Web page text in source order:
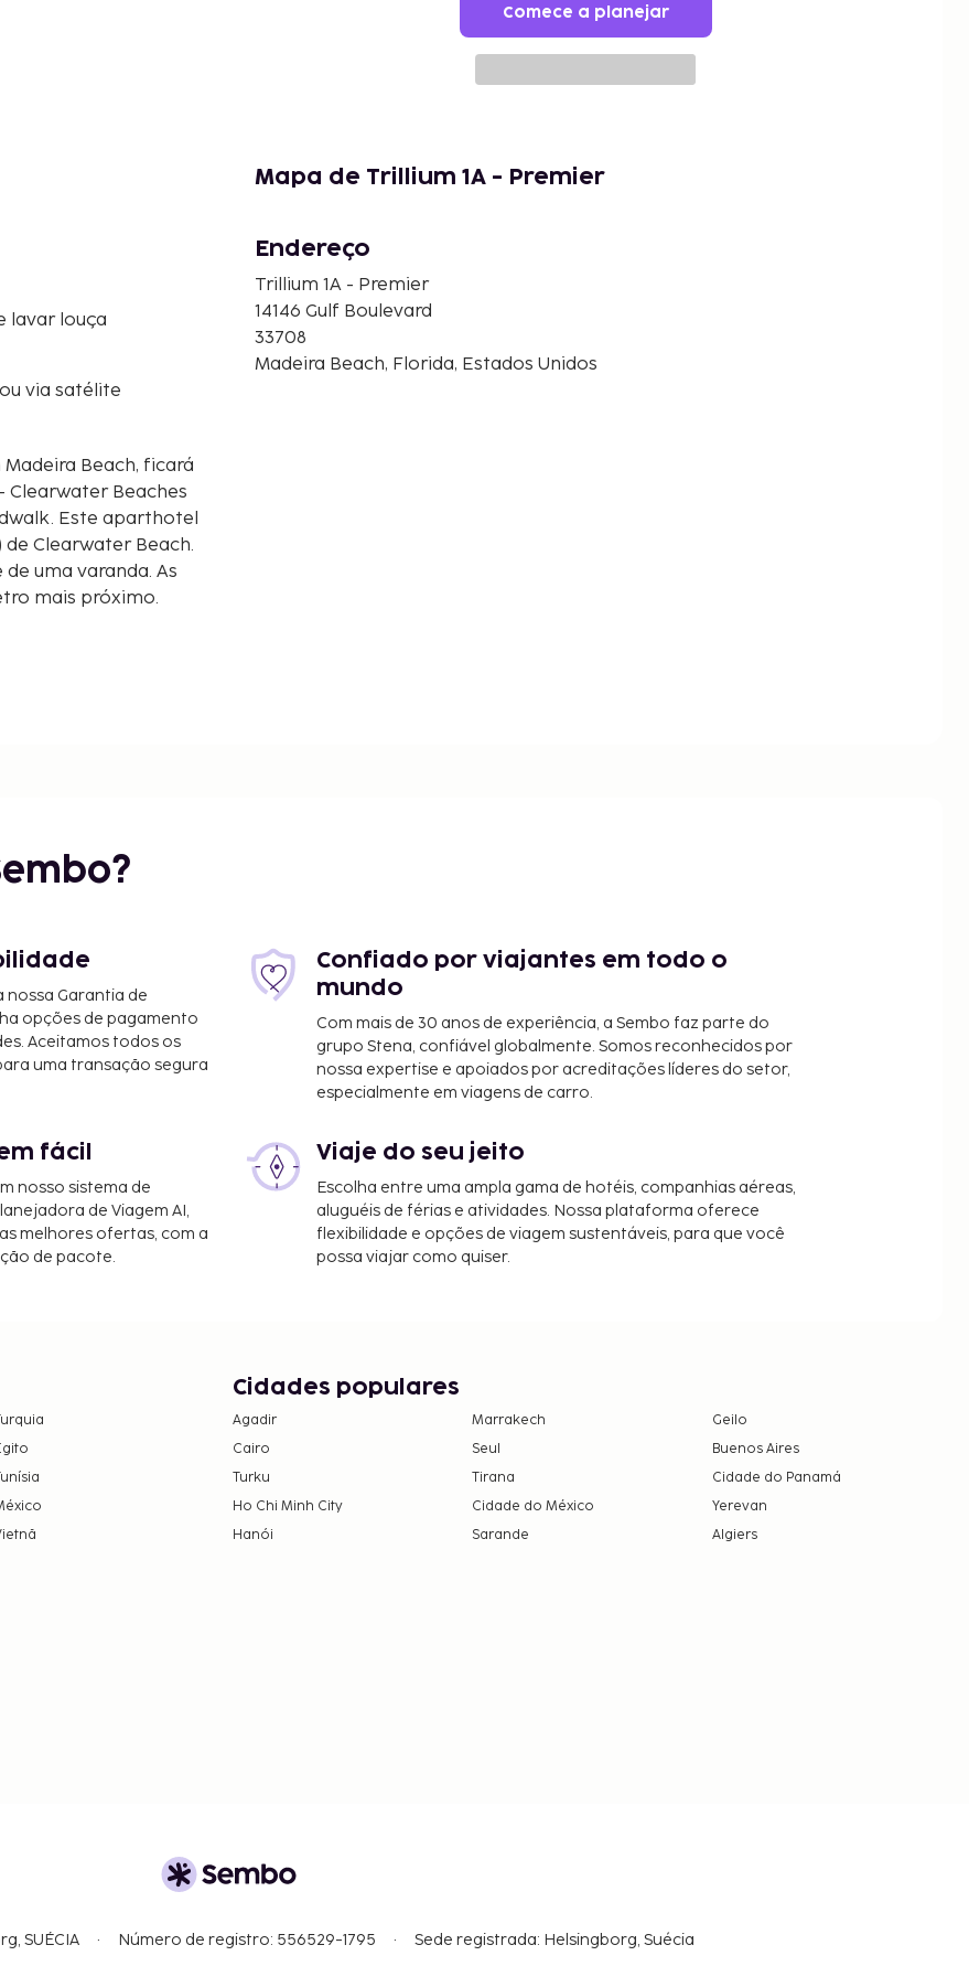
Comece a planejar
lavar louça
via satélite
Beach, ficará
Clearwater Beaches
de Clearwater Beach.
uma varanda. As
mais próximo.
de St. Petersburg-
- 43,1 km/26,8 mi
Mapa de Trillium 1A - Premier
Endereço
Trillium 1A - Premier
14146 Gulf Boulevard
33708
Madeira Beach, Florida, Estados Unidos
Garantia de
opções de pagamento
Aceitamos todos os
uma transação segura
Confiado por viajantes em todo o
mundo
Com mais de 30 anos de experiência, a Sembo faz parte do
grupo Stena, confiável globalmente. Somos reconhecidos por
nossa expertise e apoiados por acreditações líderes do setor,
especialmente em viagens de carro.
fácil
nosso sistema de
de Viagem AI,
melhores ofertas, com a
de pacote.
Viaje do seu jeito
Escolha entre uma ampla gama de hotéis, companhias aéreas,
aluguéis de férias e atividades. Nossa plataforma oferece
flexibilidade e opções de viagem sustentáveis, para que você
possa viajar como quiser.
Cidades populares
Agadir Marrakech
Geilo
Cairo
Seul
Buenos Aires
Turku
Tirana
Cidade do Panamá
Ho Chi Minh City
Cidade do México
Yerevan
Hanói
Sarande Algiers
SUÉCIA Número de registro: 556529-1795 Sede registrada: Helsingborg, Suécia